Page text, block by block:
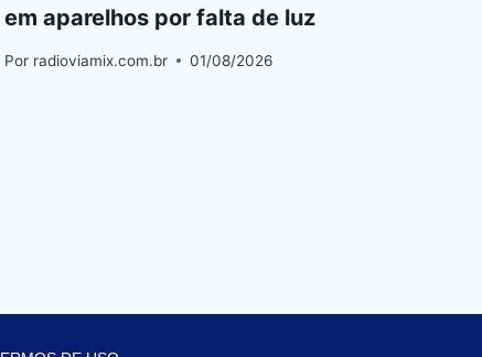
em aparelhos por falta de luz
Por radioviamix.com.br 01/08/2026